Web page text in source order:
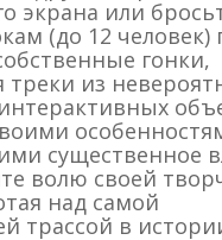
экрана или
(до 12 человек)
гонки,
треки из
существенное
волю своей
над самой
трассой в